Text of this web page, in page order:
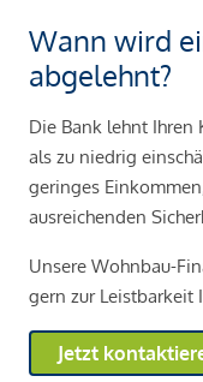
Wann wird
abgelehnt?
Die Bank lehnt Ihren
als zu niedrig
geringes
ausreichenden
Unsere Wohnbau-
gern zur Leistbarkeit
Jetzt